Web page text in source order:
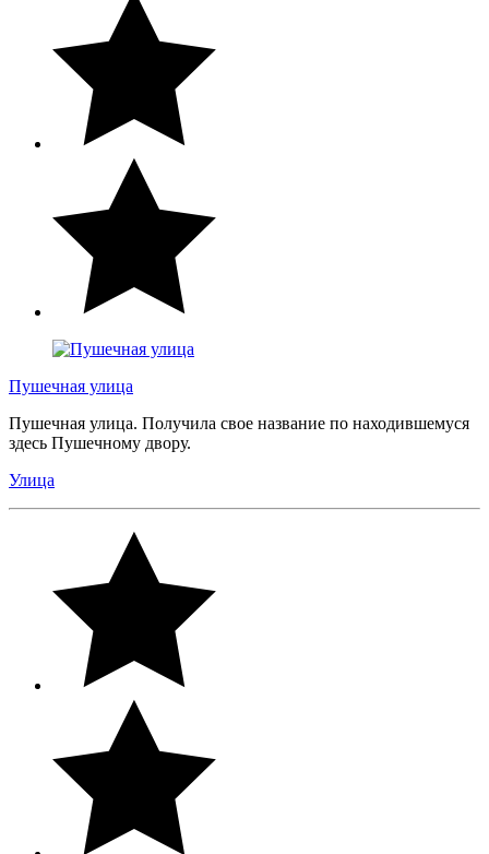
Пушечная улица
Пушечная улица. Получила свое название по находившемуся
здесь Пушечному двору.
Улица